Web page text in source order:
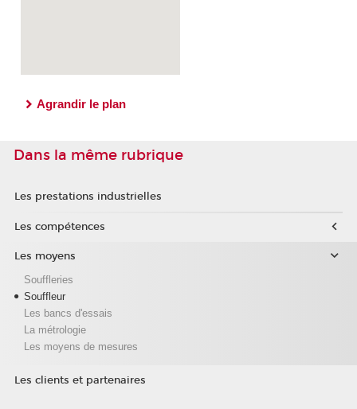
Agrandir le plan
Dans la même rubrique
Les prestations industrielles
Les compétences
Les moyens
Souffleries
Souffleur
Les bancs d'essais
La métrologie
Les moyens de mesures
Les clients et partenaires